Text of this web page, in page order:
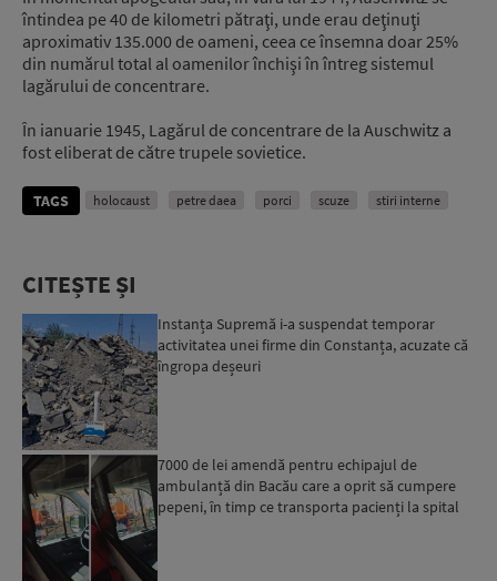
întindea pe 40 de kilometri pătraţi, unde erau deţinuţi
aproximativ 135.000 de oameni, ceea ce însemna doar 25%
din numărul total al oamenilor închişi în întreg sistemul
lagărului de concentrare.
În ianuarie 1945, Lagărul de concentrare de la Auschwitz a
fost eliberat de către trupele sovietice.
TAGS holocaust petre daea porci scuze stiri interne
CITEȘTE ȘI
Instanța Supremă i-a suspendat temporar
activitatea unei firme din Constanța, acuzate că
îngropa deșeuri
7000 de lei amendă pentru echipajul de
ambulanță din Bacău care a oprit să cumpere
pepeni, în timp ce transporta pacienți la spital